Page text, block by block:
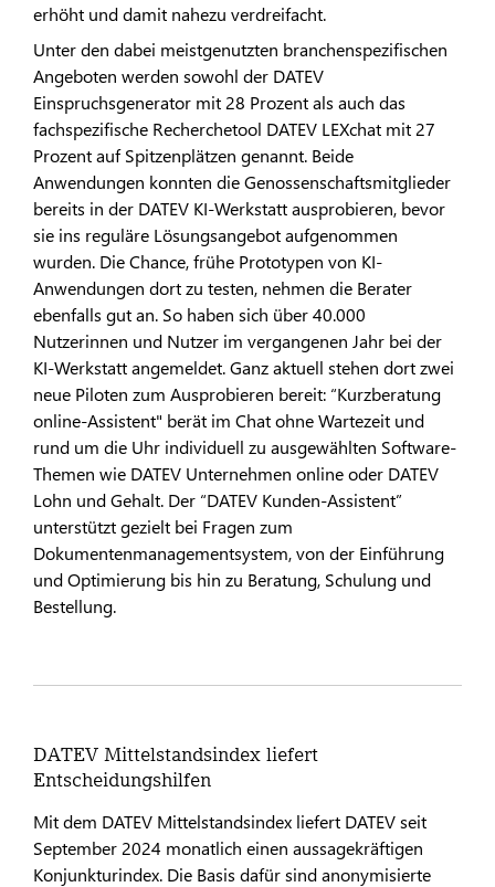
erhöht und damit nahezu verdreifacht.
Unter den dabei meistgenutzten branchenspezifischen
Angeboten werden sowohl der DATEV
Einspruchsgenerator mit 28 Prozent als auch das
fachspezifische Recherchetool DATEV LEXchat mit 27
Prozent auf Spitzenplätzen genannt. Beide
Anwendungen konnten die Genossenschaftsmitglieder
bereits in der DATEV KI-Werkstatt ausprobieren, bevor
sie ins reguläre Lösungsangebot aufgenommen
wurden. Die Chance, frühe Prototypen von KI-
Anwendungen dort zu testen, nehmen die Berater
ebenfalls gut an. So haben sich über 40.000
Nutzerinnen und Nutzer im vergangenen Jahr bei der
KI-Werkstatt angemeldet. Ganz aktuell stehen dort zwei
neue Piloten zum Ausprobieren bereit: “Kurzberatung
online-Assistent" berät im Chat ohne Wartezeit und
rund um die Uhr individuell zu ausgewählten Software-
Themen wie DATEV Unternehmen online oder DATEV
Lohn und Gehalt. Der “DATEV Kunden-Assistent”
unterstützt gezielt bei Fragen zum
Dokumentenmanagementsystem, von der Einführung
und Optimierung bis hin zu Beratung, Schulung und
Bestellung.
DATEV Mittelstandsindex liefert
Entscheidungshilfen
Mit dem DATEV Mittelstandsindex liefert DATEV seit
September 2024 monatlich einen aussagekräftigen
Konjunkturindex. Die Basis dafür sind anonymisierte